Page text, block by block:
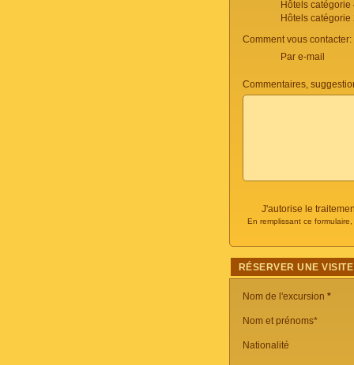
Hôtels
Hôtels
Comment vous contacter:
Par e-mail
Commentaires,
J'autorise le
En remplissant ce
RÉSERVER UNE
Nom de l'excursion *
Nom et prénoms*
Nationalité